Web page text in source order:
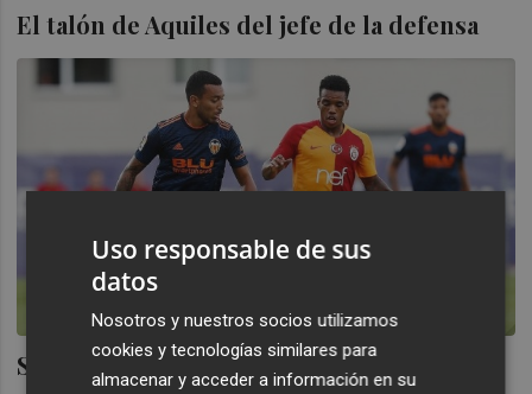
El talón de Aquiles del jefe de la defensa
Sobra un defensa
Uso responsable de sus
datos
Nosotros y nuestros socios utilizamos
cookies y tecnologías similares para
almacenar y acceder a información en su